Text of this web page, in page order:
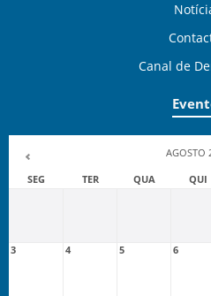
Canal de
AGOSTO
SEG
TER QUA QUI
3 4 5 6